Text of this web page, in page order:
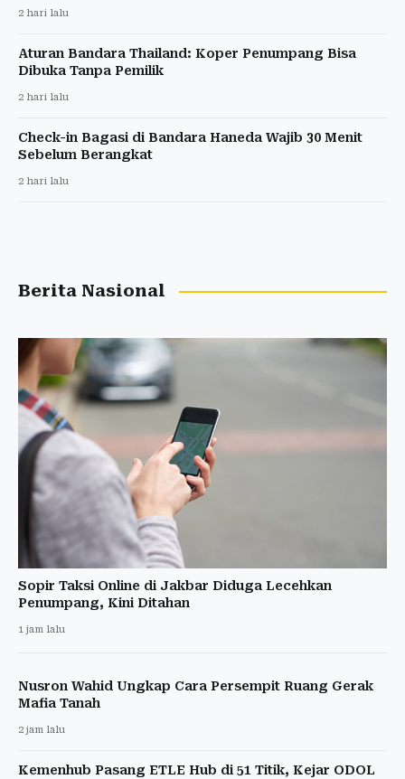
2 hari lalu
Aturan Bandara Thailand: Koper Penumpang Bisa
Dibuka Tanpa Pemilik
2 hari lalu
Check-in Bagasi di Bandara Haneda Wajib 30 Menit
Sebelum Berangkat
2 hari lalu
Berita Nasional
Sopir Taksi Online di Jakbar Diduga Lecehkan
Penumpang, Kini Ditahan
1 jam lalu
Nusron Wahid Ungkap Cara Persempit Ruang Gerak
Mafia Tanah
2 jam lalu
Kemenhub Pasang ETLE Hub di 51 Titik, Kejar ODOL